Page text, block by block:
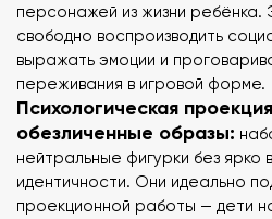
персонажей из жизни ребёнка.
свободно воспроизводить
выражать эмоции и
переживания в игровой форме.
Психологическая
обезличенные образы:
нейтральные фигурки без ярко
идентичности. Они идеально
проекционной работы — дети